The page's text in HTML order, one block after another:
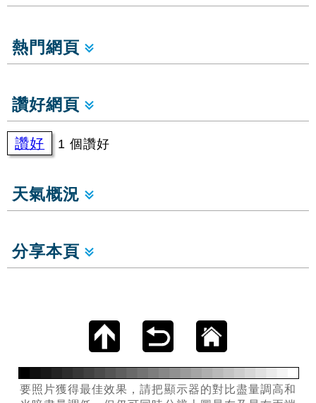
熱門網頁
讚好網頁
讚好 1 個讚好
天氣概況
分享本頁
要照片獲得最佳效果，請把顯示器的對比盡量調高和